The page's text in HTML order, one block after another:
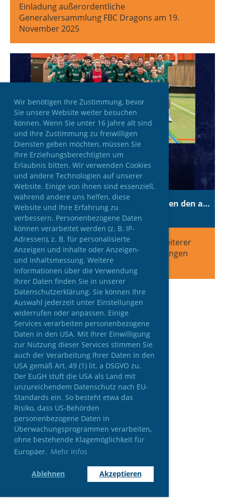
Wir benötigen Ihre Zustimmung, bevor
Sie unsere Website weiter besuchen
können. Wenn Sie unter 16 Jahre alt sind
und Ihre Zustimmung zu freiwilligen
Diensten geben möchten, müssen Sie
Ihre Erziehungsberechtigten um
Erlaubnis bitten. Wir verwenden Cookies
und andere Technologien auf unserer
Website. Einige von ihnen sind essenziell,
während andere uns helfen, diese
Website und Ihre Erfahrung zu
verbessern. Personenbezogene Daten
können verarbeitet werden (z. B. IP-
Adressen), z. B. für personalisierte
Anzeigen und Inhalte oder Anzeigen-
und Inhaltsmessung. Weitere
Informationen über die Verwendung
Ihrer Daten finden Sie in unserer
Datenschutzerklärung. Sie können Ihre
Auswahl jederzeit unter Einstellungen
widerrufen oder anpassen. Einige
Services verarbeiten personenbezogene
Daten in den USA. Mit Ihrer Einwilligung
zur Nutzung dieser Services stimmen Sie
auch der Verarbeitung Ihrer Daten in den
USA gemäß Art. 49 (1) lit. a DSGVO zu.
Der EuGH stuft die USA als Land mit
unzureichendem Datenschutz nach EU-
Standards ein. So besteht etwa das
Risiko, dass US-Behörden
personenbezogene Daten in
Überwachungsprogrammen verarbeiten,
ohne bestehende Klagemöglichkeit für
Europäer. Mehr Infos
Ablehnen Akzeptieren
Einladung außerordentliche
Generalversammlung FBC Dragons am 19.
November 2025
🚨Atemberaubender Sensationssieg gegen den amtierenden IFL-Meister!🚨
10.10.2025, Steinbichler Harald
Drittes Spiel in dieser Saison und ein weiterer
Favorit verbrannte sich am Feuer der jungen
Drachen.🔥